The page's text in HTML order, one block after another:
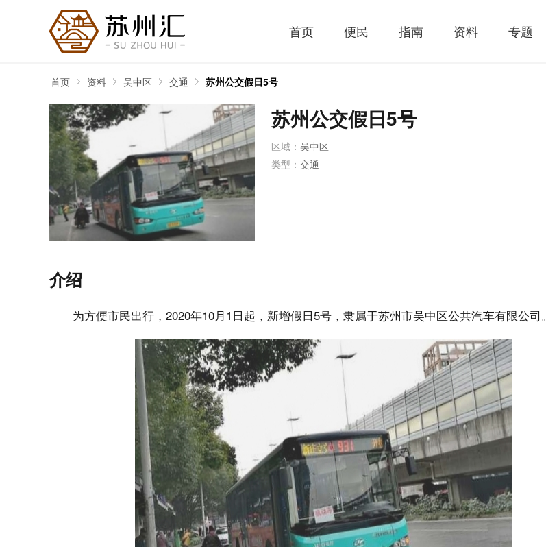
首页 便民 指南 资料 专题
首页 资料 吴中区 交通 苏州公交假日5号
苏州公交假日5号
区域： 吴中区
类型： 交通
介绍
为方便市民出行，2020年10月1日起，新增假日5号，隶属于苏州市吴中区公共汽车有限公司。